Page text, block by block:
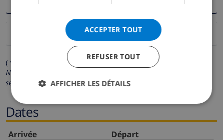
( * Les champs avec un astérisque sont obligatoires )
Nous respectons votre vie privée.
seront pas communiquées à des tiers.
Dates
Arrivée Départ
ACCEPTER TOUT
REFUSER TOUT
AFFICHER LES DÉTAILS